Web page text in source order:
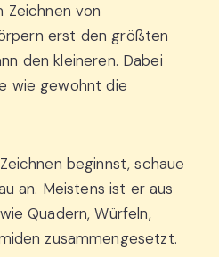
Zeichnen von
erst den größten
den kleineren. Dabei
wie gewohnt die
beginnst, schaue
an. Meistens ist er aus
Quadern, Würfeln,
zusammengesetzt.